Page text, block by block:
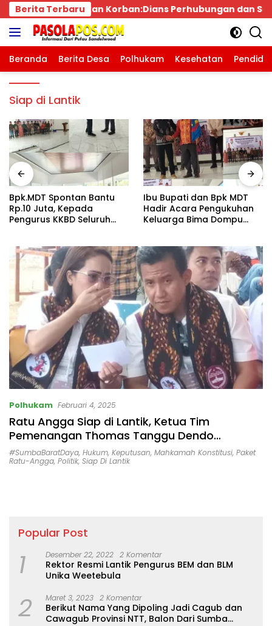
Langsung
ke
konten
Berita Terbaru
Perhubungan dan Satlantas Didesak Bertindak
Beranda Berita Desa Polhukam Kesehatan
Siap di Lantik
Bpk.MDT Spontan Bantu
Rp.10 Juta, Kepada
Pengurus KKBD Seluruh
Ibu Bupati dan Bpk MDT
Hadir Acara Pengukuhan
Keluarga Bima Dompu
Gedung Fortuna
Radamata.
Polhukam Februari 4, 2025
Ratu Angga Siap di Lantik, Ketua Tim
Pemenangan Thomas Tanggu Dendo
‘Optimis’ Putusan Dismissal Gugatan Ditolak
MK.
#SumbaBaratDaya, Hukum, Keputusan, Mahkamah Konstitusi, Paket
Ratu-Angga, Politik, Siap Di Lantik
Popular Post
1 Desember 22, 2022 2 Komentar
Rektor Resmi Lantik Pengurus BEM dan BLM
Unika Weetebula
2 Maret 3, 2023 2 Komentar
Berikut Nama Yang Dipoling Jadi Cagub dan
Cawagub Provinsi NTT, Balon Dari Sumba